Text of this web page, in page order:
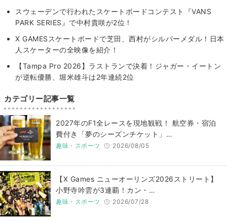
スウェーデンで行われたスケートボードコンテスト『VANS
PARK SERIES』で中村貴咲が2位！
X GAMESスケートボードで芝田、西村がシルバーメダル！日本
人スケーターの全映像を紹介！
【Tampa Pro 2026】ラストランで決着！ジャガー・イートン
が逆転優勝、堀米雄斗は2年連続2位
カテゴリー記事一覧
2027年のF1全レースを現地観戦！ 航空券・宿泊
費付き「夢のシーズンチケット」…
趣味・スポーツ 2026/08/05
【X Games ニューオーリンズ2026ストリート】
小野寺吟雲が3連覇！カン・…
趣味・スポーツ 2026/07/28